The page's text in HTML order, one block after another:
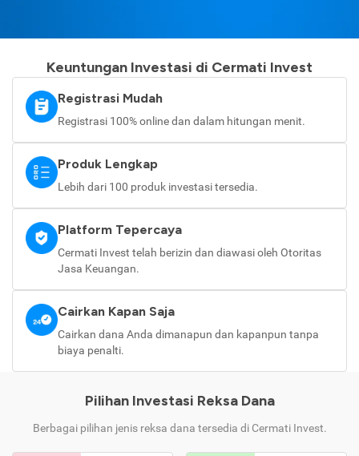
Keuntungan Investasi di Cermati Invest
Registrasi Mudah
Registrasi 100% online dan dalam hitungan menit.
Produk Lengkap
Lebih dari 100 produk investasi tersedia.
Platform Tepercaya
Cermati Invest telah berizin dan diawasi oleh Otoritas
Jasa Keuangan.
Cairkan Kapan Saja
Cairkan dana Anda dimanapun dan kapanpun tanpa
biaya penalti.
Pilihan Investasi Reksa Dana
Berbagai pilihan jenis reksa dana tersedia di Cermati Invest.